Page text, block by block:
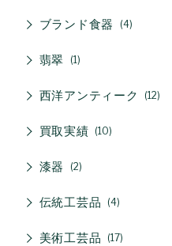
ブランド食器 4
翡翠 1
西洋アンティーク 12
買取実績 10
漆器 2
伝統工芸品 4
美術工芸品 17